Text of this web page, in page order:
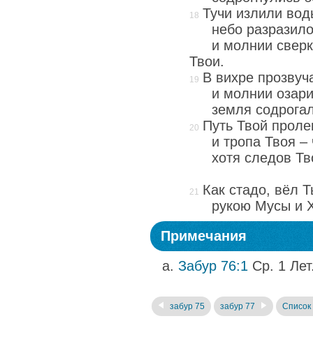
Тучи излили
небо
и молнии
Твои.
В вихре
и молнии
земля
Путь Твой
и тропа Твоя –
хотя следов
Как стадо, вёл
рукою Мусы и
Примечания
Забур 76:1 Ср. 1
забур 75 забур 77 Список